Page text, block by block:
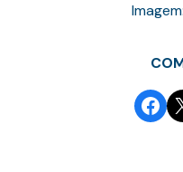
Share